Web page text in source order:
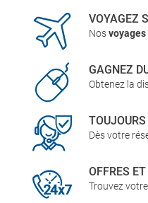
VOYAGEZ
Nos
GAGNEZ
Obtenez la
Dès votre
OFFRES
Trouvez